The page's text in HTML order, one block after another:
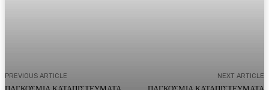
PREVIOUS ARTICLE NEXT ARTICLE